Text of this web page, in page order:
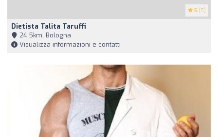
5 (5)
Dietista Talita Taruffi
24,5km, Bologna
Visualizza informazioni e contatti